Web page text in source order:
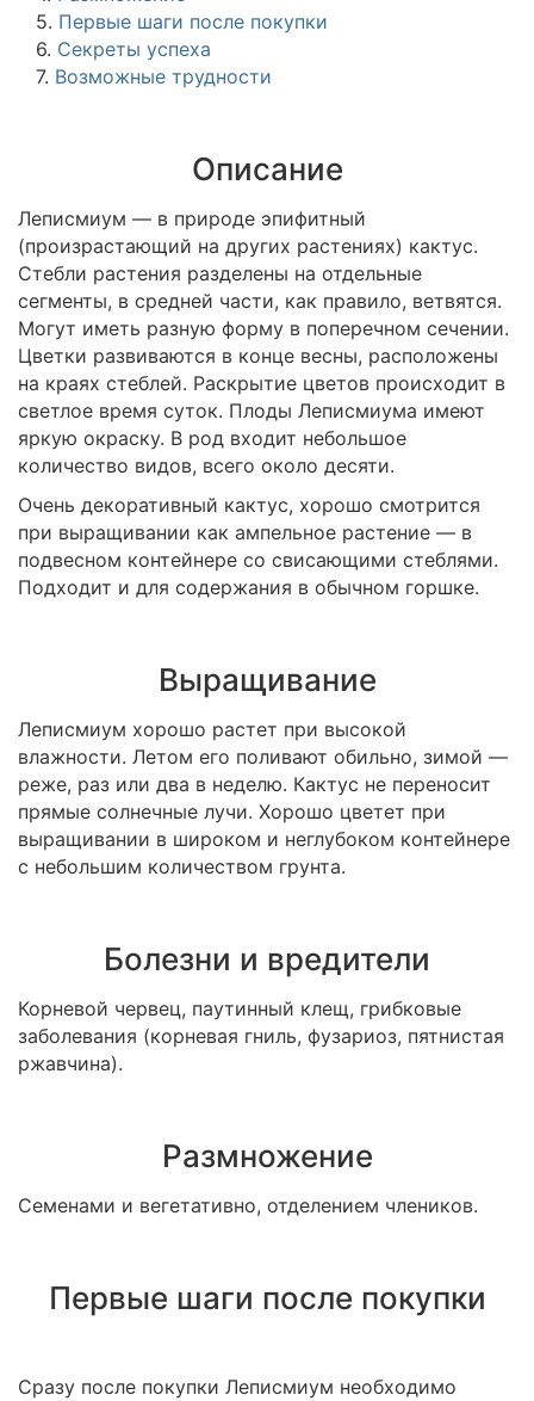
5. Первые шаги после покупки
6. Секреты успеха
7. Возможные трудности
Описание
Леписмиум — в природе эпифитный
(произрастающий на других растениях) кактус.
Стебли растения разделены на отдельные
сегменты, в средней части, как правило, ветвятся.
Могут иметь разную форму в поперечном сечении.
Цветки развиваются в конце весны, расположены
на краях стеблей. Раскрытие цветов происходит в
светлое время суток. Плоды Леписмиума имеют
яркую окраску. В род входит небольшое
количество видов, всего около десяти.
Очень декоративный кактус, хорошо смотрится
при выращивании как ампельное растение — в
подвесном контейнере со свисающими стеблями.
Подходит и для содержания в обычном горшке.
Выращивание
Леписмиум хорошо растет при высокой
влажности. Летом его поливают обильно, зимой —
реже, раз или два в неделю. Кактус не переносит
прямые солнечные лучи. Хорошо цветет при
выращивании в широком и неглубоком контейнере
с небольшим количеством грунта.
Болезни и вредители
Корневой червец, паутинный клещ, грибковые
заболевания (корневая гниль, фузариоз, пятнистая
ржавчина).
Размножение
Семенами и вегетативно, отделением члеников.
Первые шаги после покупки
Сразу после покупки Леписмиум необходимо